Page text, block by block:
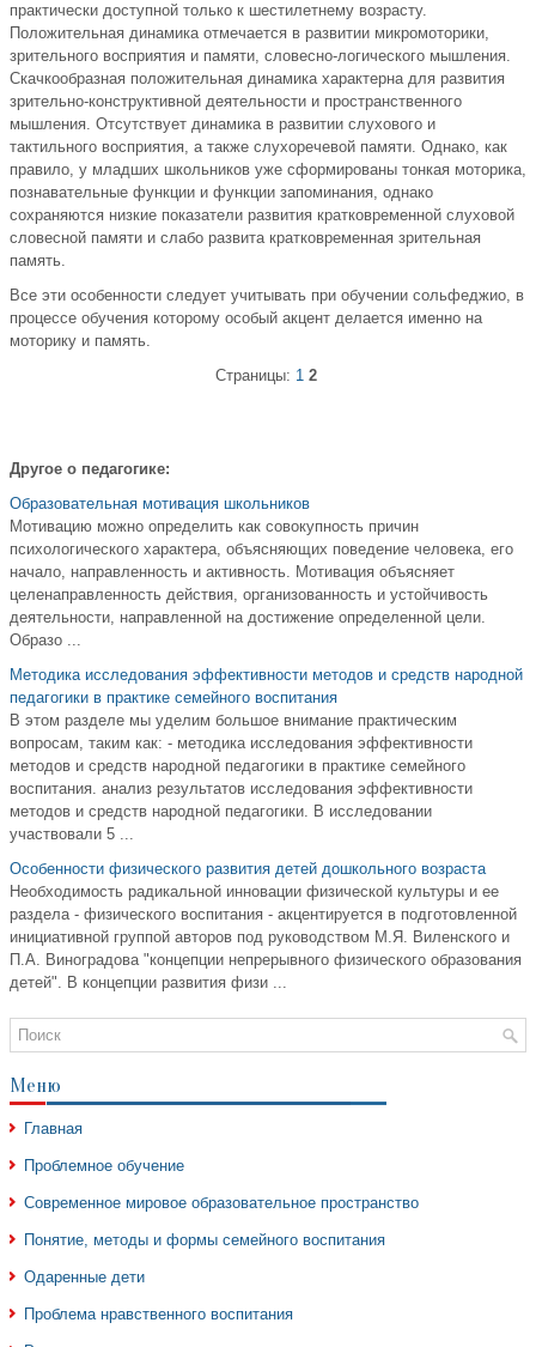
практически доступной только к шестилетнему возрасту.
Положительная динамика отмечается в развитии микромоторики,
зрительного восприятия и памяти, словесно-логического мышления.
Скачкообразная положительная динамика характерна для развития
зрительно-конструктивной деятельности и пространственного
мышления. Отсутствует динамика в развитии слухового и
тактильного восприятия, а также слухоречевой памяти. Однако, как
правило, у младших школьников уже сформированы тонкая моторика,
познавательные функции и функции запоминания, однако
сохраняются низкие показатели развития кратковременной слуховой
словесной памяти и слабо развита кратковременная зрительная
память.
Все эти особенности следует учитывать при обучении сольфеджио, в
процессе обучения которому особый акцент делается именно на
моторику и память.
Страницы: 1 2
Другое о педагогике:
Образовательная мотивация школьников
Мотивацию можно определить как совокупность причин
психологического характера, объясняющих поведение человека, его
начало, направленность и активность. Мотивация объясняет
целенаправленность действия, организованность и устойчивость
деятельности, направленной на достижение определенной цели.
Образо ...
Методика исследования эффективности методов и средств народной
педагогики в практике семейного воспитания
В этом разделе мы уделим большое внимание практическим
вопросам, таким как: - методика исследования эффективности
методов и средств народной педагогики в практике семейного
воспитания. анализ результатов исследования эффективности
методов и средств народной педагогики. В исследовании
участвовали 5 ...
Особенности физического развития детей дошкольного возраста
Необходимость радикальной инновации физической культуры и ее
раздела - физического воспитания - акцентируется в подготовленной
инициативной группой авторов под руководством М.Я. Виленского и
П.А. Виноградова "концепции непрерывного физического образования
детей". В концепции развития физи ...
Меню
Главная
Проблемное обучение
Современное мировое образовательное пространство
Понятие, методы и формы семейного воспитания
Одаренные дети
Проблема нравственного воспитания